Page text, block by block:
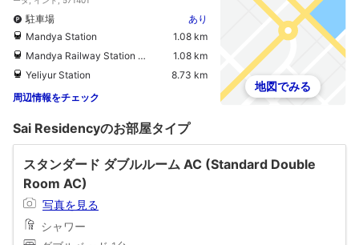
駐車場
あり
Mandya Station
1.08 km
Mandya Railway Station Karnataka Station
1.08 km
Yeliyur Station
8.73 km
周辺情報をチェック
地図でみる
Sai Residencyのお部屋タイプ
スタンダード ダブルルーム AC (Standard Double
Room AC)
写真を見る
シャワー